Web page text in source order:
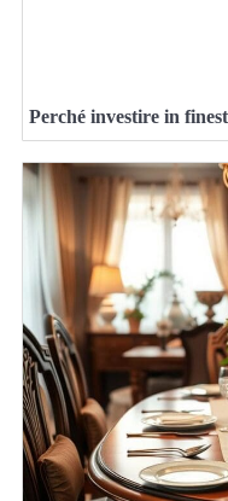
Perché investire in